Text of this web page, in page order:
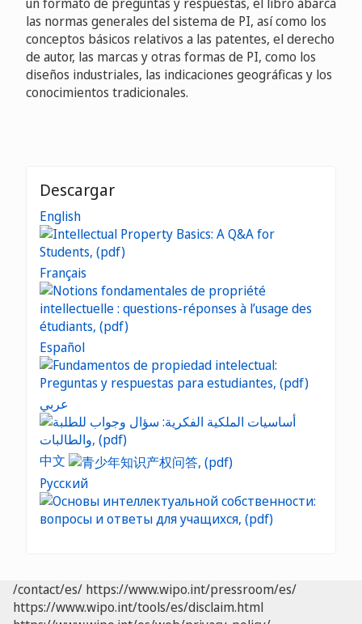
las normas generales del sistema de PI, así como los
conceptos básicos relativos a las patentes, el derecho
de autor, las marcas y otras formas de PI, como los
diseños industriales, las indicaciones geográficas y los
conocimientos tradicionales.
Descargar
English
Français
Español
عربي
中文
Русский
/contact/es/ https://www.wipo.int/pressroom/es/
https://www.wipo.int/tools/es/disclaim.html